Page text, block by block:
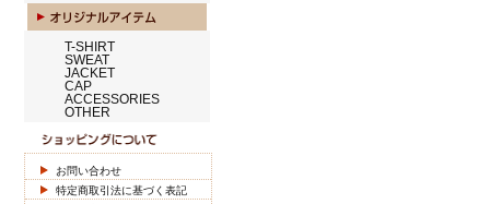
T-SHIRT
SWEAT
JACKET
CAP
ACCESSORIES
OTHER
お問い合わせ
特定商取引法に基づく表記